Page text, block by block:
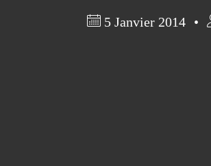
5 Janvier 2014